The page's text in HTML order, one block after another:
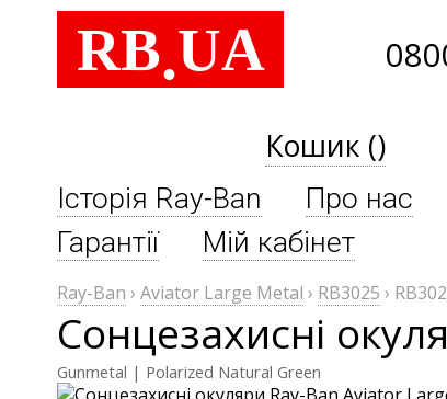
RB.UA
Кошик ()
Історія Ray-Ban Про нас
Гарантії
Мій кабінет
Ray-Ban › Aviator Large Metal › RB3025 ›
Сонцезахисні
Gunmetal | Polarized Natural Green